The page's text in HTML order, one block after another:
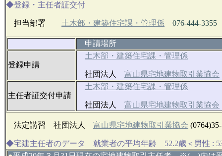
◆登録・主任者証交付
担当部署 土木部・建築住宅課・管理係 076-444-3355
申請場所
登録申請
土木部・建築住宅課・管理係
社団法人 富山県宅地建物取引業協会
主任者証交付申請
土木部・建築住宅課・管理係
社団法人 富山県宅地建物取引業協会
法定講習 社団法人 富山県宅地建物取引業協会
◆宅建主任者のデータ 就業者の平均年齢 52.2歳＜男性 :